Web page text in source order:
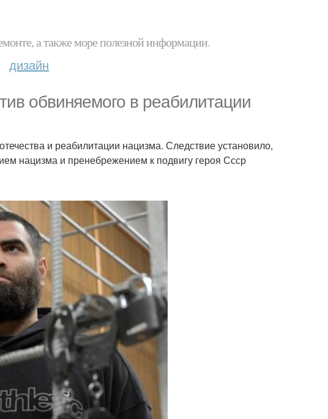
а также море полезной информации.
дизайн
обвиняемого в реабилитации
и реабилитации нацизма. Следствие установило,
нацизма и пренебрежением к подвигу героя Ссср